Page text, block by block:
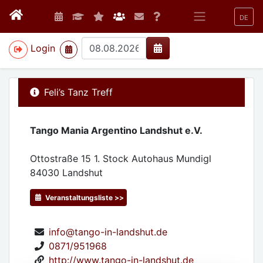
DE
Login
>
Feli’s Tanz Treff
Tango Mania Argentino Landshut e.V.
Ottostraße 15 1. Stock Autohaus Mundigl
84030 Landshut
Veranstaltungsliste >>
info@tango-in-landshut.de
0871/951968
http://www.tango-in-landshut.de